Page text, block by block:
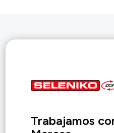
Trabajamos